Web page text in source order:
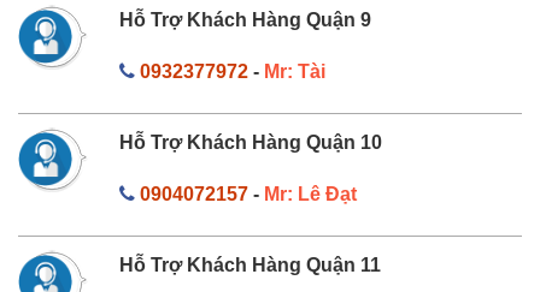
Hỗ Trợ Khách Hàng Quận 9
0932377972- Mr: Tài
Hỗ Trợ Khách Hàng Quận 10
0904072157- Mr: Lê Đạt
Hỗ Trợ Khách Hàng Quận 11